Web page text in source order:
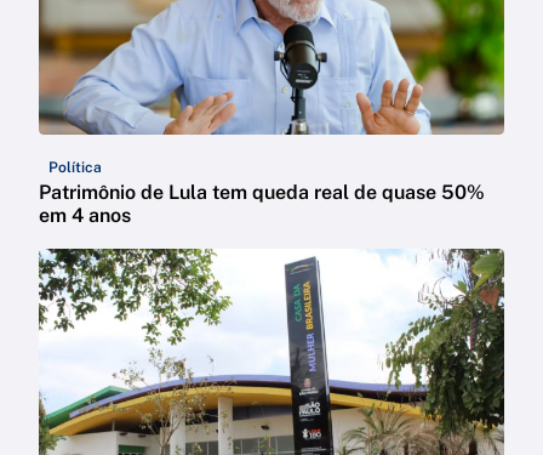
Política
Patrimônio de Lula tem queda real de quase 50%
em 4 anos